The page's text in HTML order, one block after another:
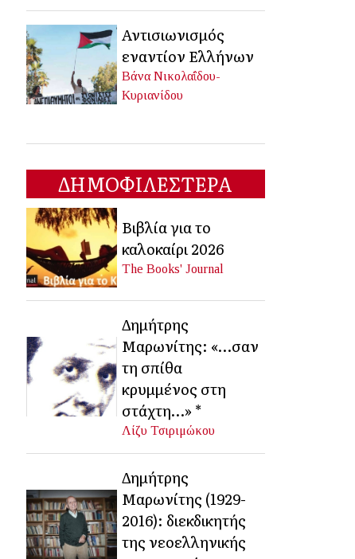
Αντισιωνισμός
εναντίον Ελλήνων
Βάνα Νικολαΐδου-
Κυριανίδου
ΔΗΜΟΦΙΛΕΣΤΕΡΑ
Βιβλία για το
καλοκαίρι 2026
The Books' Journal
Δημήτρης
Μαρωνίτης: «…σαν
τη σπίθα
κρυμμένος στη
στάχτη…» *
Λίζυ Τσιριμώκου
Δημήτρης
Μαρωνίτης (1929-
2016): διεκδικητής
της νεοελληνικής